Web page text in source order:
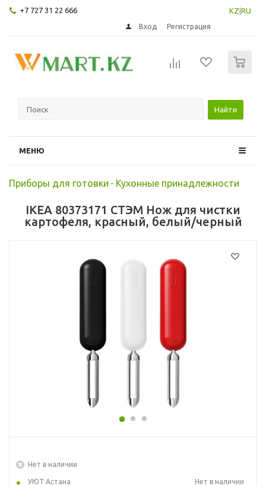
+7 727 31 22 666 KZ RU
Вход Регистрация
Найти
МЕНЮ
Приборы для готовки - Кухонные принадлежности
IKEA 80373171 СТЭМ Нож для чистки
картофеля, красный, белый/черный
Нет в наличии
УЮТ Астана
Нет в наличии